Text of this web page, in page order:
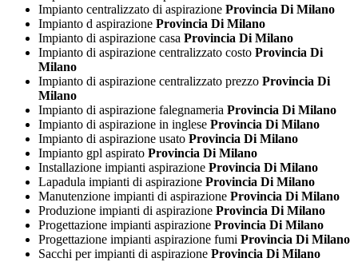
Impianto centralizzato di aspirazione Provincia Di Milano
Impianto d aspirazione Provincia Di Milano
Impianto di aspirazione casa Provincia Di Milano
Impianto di aspirazione centralizzato costo Provincia Di
Milano
Impianto di aspirazione centralizzato prezzo Provincia Di
Milano
Impianto di aspirazione falegnameria Provincia Di Milano
Impianto di aspirazione in inglese Provincia Di Milano
Impianto di aspirazione usato Provincia Di Milano
Impianto gpl aspirato Provincia Di Milano
Installazione impianti aspirazione Provincia Di Milano
Lapadula impianti di aspirazione Provincia Di Milano
Manutenzione impianti di aspirazione Provincia Di Milano
Produzione impianti di aspirazione Provincia Di Milano
Progettazione impianti aspirazione Provincia Di Milano
Progettazione impianti aspirazione fumi Provincia Di Milano
Sacchi per impianti di aspirazione Provincia Di Milano